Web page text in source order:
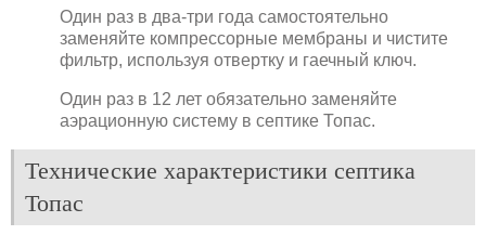
Один раз в два-три года самостоятельно
заменяйте компрессорные мембраны и чистите
фильтр, используя отвертку и гаечный ключ.
Один раз в 12 лет обязательно заменяйте
аэрационную систему в септике Топас.
Технические характеристики септика
Топас